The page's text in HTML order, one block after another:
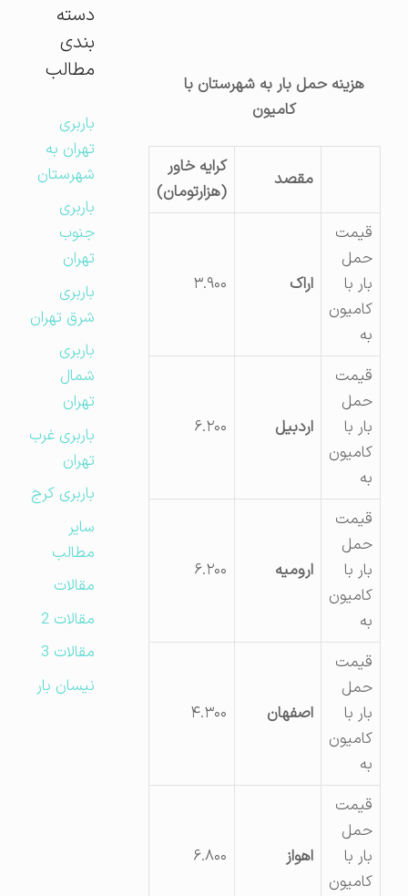
هزینه حمل بار به شهرستان با
کامیون
مقصد
کرایه خاور
(هزارتومان)
قیمت
حمل
کامیون
۳.۹۰۰
قیمت
حمل
کامیون
اردبیل ۶.۲۰۰
قیمت
حمل
کامیون
ارومیه ۶.۲۰۰
قیمت
حمل
کامیون
اصفهان ۴.۳۰۰
قیمت
حمل
کامیون
۶.۸۰۰
دسته
بندی
مطالب
باربری
تهران به
شهرستان
باربری
جنوب
تهران
باربری
شرق تهران
باربری
شمال
تهران
باربری غرب
تهران
باربری کرج
مطالب
مقالات
مقالات 2
مقالات 3
نیسان بار